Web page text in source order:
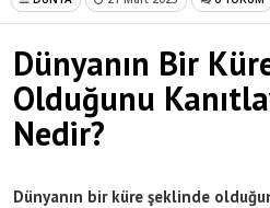
Dünyanın Bir
Olduğunu
Nedir?
Dünyanın bir küre şeklinde